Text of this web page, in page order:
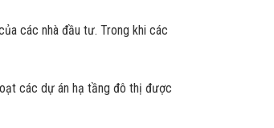
các nhà đầu tư. Trong khi các
các dự án hạ tầng đô thị được